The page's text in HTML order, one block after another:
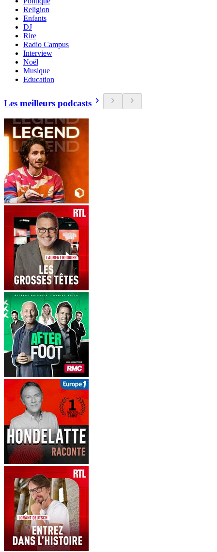
Religion
Enfants
DJ
Rire
Radio Campus
Interview
Noël
Musique
Education
Les meilleurs podcasts